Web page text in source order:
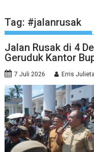
Tag: #jalanrusak
Jalan Rusak di 4
Geruduk Kantor
7 Juli 2026 Erris Julieta